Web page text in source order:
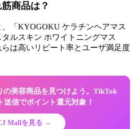
商品は？
「KYOGOKU ケラチンヘアマス
ルスキン ホワイトニングマス
は高いリピート率とユーザ満足度
美容商品を見つけよう。TikTok
送信でポイント還元対象！
Mallを見る →